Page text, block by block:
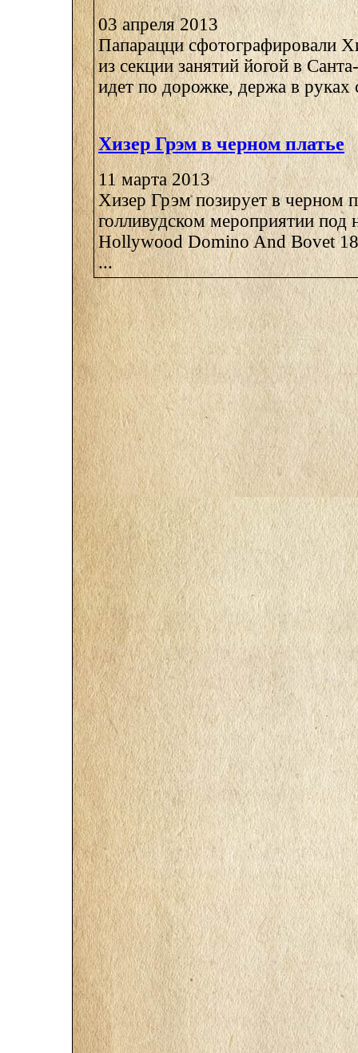
03 апреля 2013
Папарацци сфотографировали
из секции занятий йогой в
идет по дорожке, держа в руках
Хизер Грэм в черном платье
11 марта 2013
Хизер Грэм позирует в черном
голливудском мероприятии под
Hollywood Domino And Bovet
...